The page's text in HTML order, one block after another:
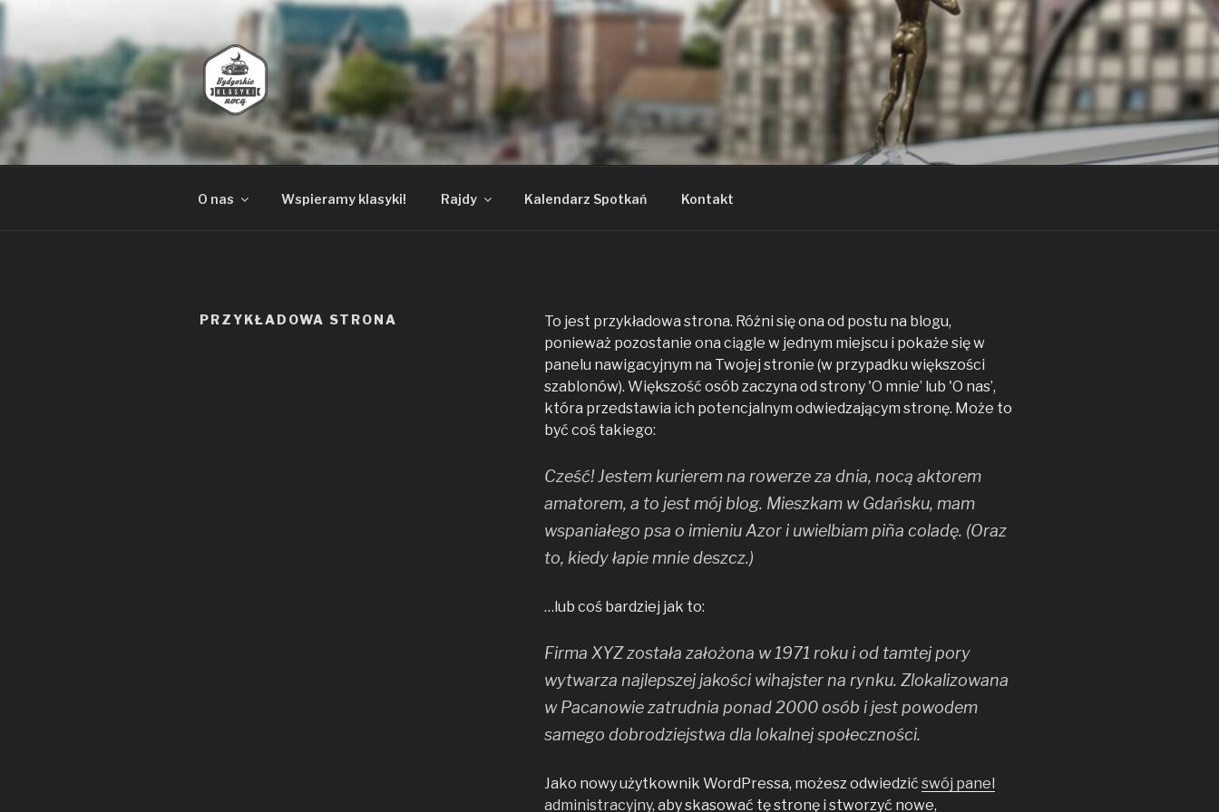
Przejdź
treści
STOWARZYSZENIE BYDGOSKIE KLASYKI
wspieramy klasyczną motoryzację
O nas Wspieramy klasyki! Rajdy Kalendarz Spotkań Kontakt
PRZYKŁADOWA STRONA
To jest przykładowa strona. Różni się ona od postu na blogu,
ponieważ pozostanie ona ciągle w jednym miejscu i pokaże się w
panelu nawigacyjnym na Twojej stronie (w przypadku większości
szablonów). Większość osób zaczyna od strony 'O mnie’ lub 'O nas’,
która przedstawia ich potencjalnym odwiedzającym stronę. Może to
być coś takiego:
Cześć! Jestem kurierem na rowerze za dnia, nocą aktorem
amatorem, a to jest mój blog. Mieszkam w Gdańsku, mam
wspaniałego psa o imieniu Azor i uwielbiam piña coladę. (Oraz
to, kiedy łapie mnie deszcz.)
…lub coś bardziej jak to:
Firma XYZ została założona w 1971 roku i od tamtej pory
wytwarza najlepszej jakości wihajster na rynku. Zlokalizowana
w Pacanowie zatrudnia ponad 2000 osób i jest powodem
samego dobrodziejstwa dla lokalnej społeczności.
Jako nowy użytkownik WordPressa, możesz odwiedzić swój panel
administracyjny, aby skasować tę stronę i stworzyć nowe,